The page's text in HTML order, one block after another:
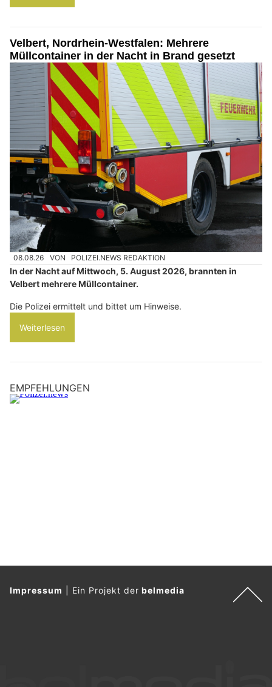
Velbert, Nordrhein-Westfalen: Mehrere
Müllcontainer in der Nacht in Brand gesetzt
08.08.26 VON POLIZEI.NEWS REDAKTION
In der Nacht auf Mittwoch, 5. August 2026, brannten in
Velbert mehrere Müllcontainer.
Die Polizei ermittelt und bittet um Hinweise.
Weiterlesen
EMPFEHLUNGEN
Impressum Ein Projekt derbelmedia